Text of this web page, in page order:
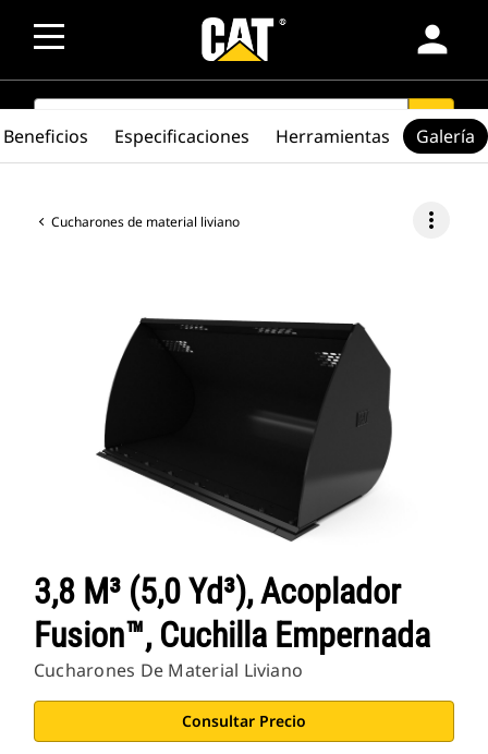
person
SEARCH search
Cucharones de material liviano more_vert
3,8 M³ (5,0 Yd³), Acoplador
Fusion™, Cuchilla Empernada
Cucharones De Material Liviano
Consultar Precio
Beneficios Especificaciones Herramientas Galería